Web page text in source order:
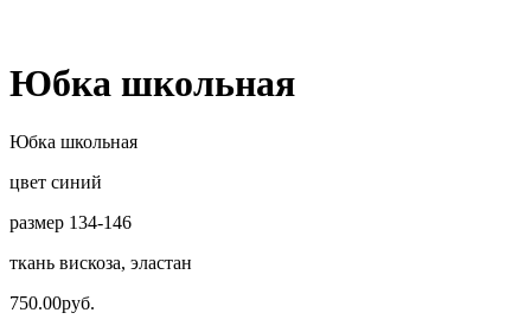
Юбка школьная
Юбка школьная
цвет синий
размер 134-146
ткань вискоза, эластан
750.00руб.